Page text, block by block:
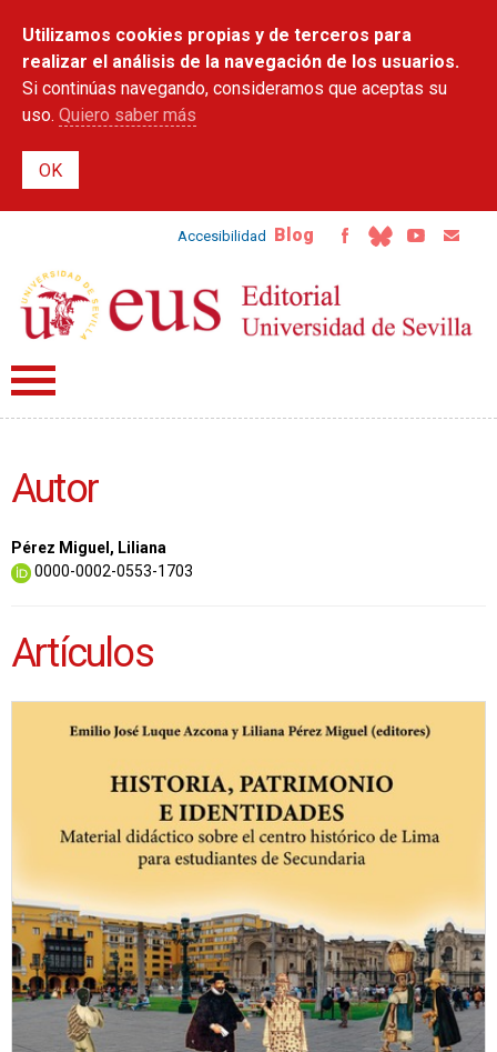
contenido
principal
Utilizamos cookies propias y de terceros para
realizar el análisis de la navegación de los usuarios.
Si continúas navegando, consideramos que aceptas su
uso. Quiero saber más
Accesibilidad Blog
Autor
Pérez Miguel, Liliana
0000-0002-0553-1703
Artículos